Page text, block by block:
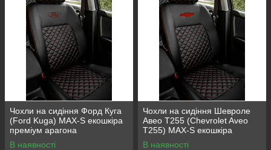
Чохли на сидіння Форд Куга
(Ford Kuga) MAX-S екошкіра
преміум арагона
В наявності
Чохли на сидіння Шевроле
Авео Т255 (Chevrolet Aveo
Т255) MAX-S екошкіра
преміум арагона
В наявності